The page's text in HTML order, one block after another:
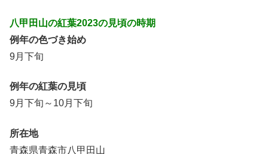
八甲田山の紅葉2023の見頃の時期
例年の色づき始め
9月下旬
例年の紅葉の見頃
9月下旬～10月下旬
所在地
青森県青森市八甲田山